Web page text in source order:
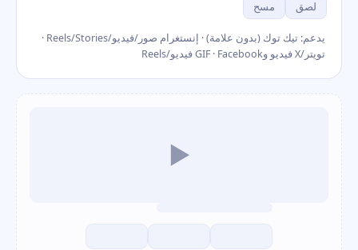
لصق مسح
يدعم: تيك توك (بدون علامة) · إنستغرام صور/فيديو/Reels/Stories ·
تويتر/X فيديو وGIF · Facebook فيديو/Reels
▶